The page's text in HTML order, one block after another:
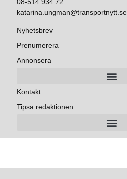
08-514 934 72
katarina.ungman@transportnytt.se
Nyhetsbrev
Prenumerera
Annonsera
Kontakt
Tipsa redaktionen